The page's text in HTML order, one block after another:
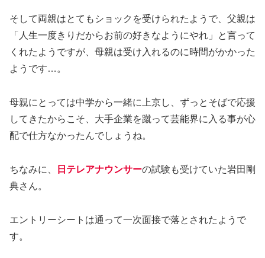
そして両親はとてもショックを受けられたようで、父親は
「人生一度きりだからお前の好きなようにやれ」と言って
くれたようですが、母親は受け入れるのに時間がかかった
ようです…。
母親にとっては中学から一緒に上京し、ずっとそばで応援
してきたからこそ、大手企業を蹴って芸能界に入る事が心
配で仕方なかったんでしょうね。
ちなみに、 日テレアナウンサーの試験も受けていた岩田剛
典さん。
エントリーシートは通って一次面接で落とされたようで
す。